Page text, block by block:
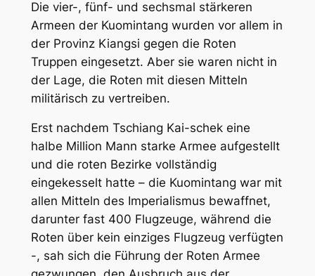
Die vier-, fünf- und sechsmal stärkeren
Armeen der Kuomintang wurden vor allem in
der Provinz Kiangsi gegen die Roten
Truppen eingesetzt. Aber sie waren nicht in
der Lage, die Roten mit diesen Mitteln
militärisch zu vertreiben.
Erst nachdem Tschiang Kai-schek eine
halbe Million Mann starke Armee aufgestellt
und die roten Bezirke vollständig
eingekesselt hatte – die Kuomintang war mit
allen Mitteln des Imperialismus bewaffnet,
darunter fast 400 Flugzeuge, während die
Roten über kein einziges Flugzeug verfügten
-, sah sich die Führung der Roten Armee